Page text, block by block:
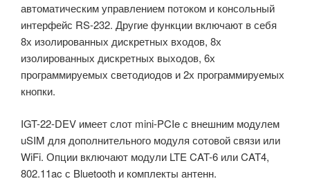
автоматическим управлением потоком и консольный
интерфейс RS-232. Другие функции включают в себя
8х изолированных дискретных входов, 8х
изолированных дискретных выходов, 6х
программируемых светодиодов и 2х программируемых
кнопки.
IGT-22-DEV имеет слот mini-PCIe с внешним модулем
uSIM для дополнительного модуля сотовой связи или
WiFi. Опции включают модули LTE CAT-6 или CAT4,
802.11ac с Bluetooth и комплекты антенн.